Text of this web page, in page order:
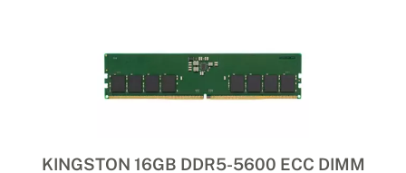
KINGSTON 16GB DDR5-5600 ECC DIMM